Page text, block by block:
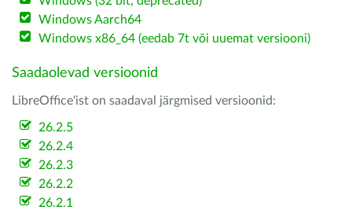
Windows Aarch64
Windows x86_64 (eedab 7t või uuemat versiooni)
Saadaolevad versioonid
LibreOffice'ist on saadaval järgmised versioonid:
26.2.5
26.2.4
26.2.3
26.2.2
26.2.1